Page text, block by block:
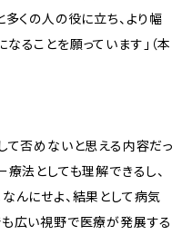
多くの人の役に立ち、より幅
ることを願っています」（本
て否めないと思える内容だっ
療法としても理解できるし、
んにせよ、結果として病気
広い視野で医療が発展する